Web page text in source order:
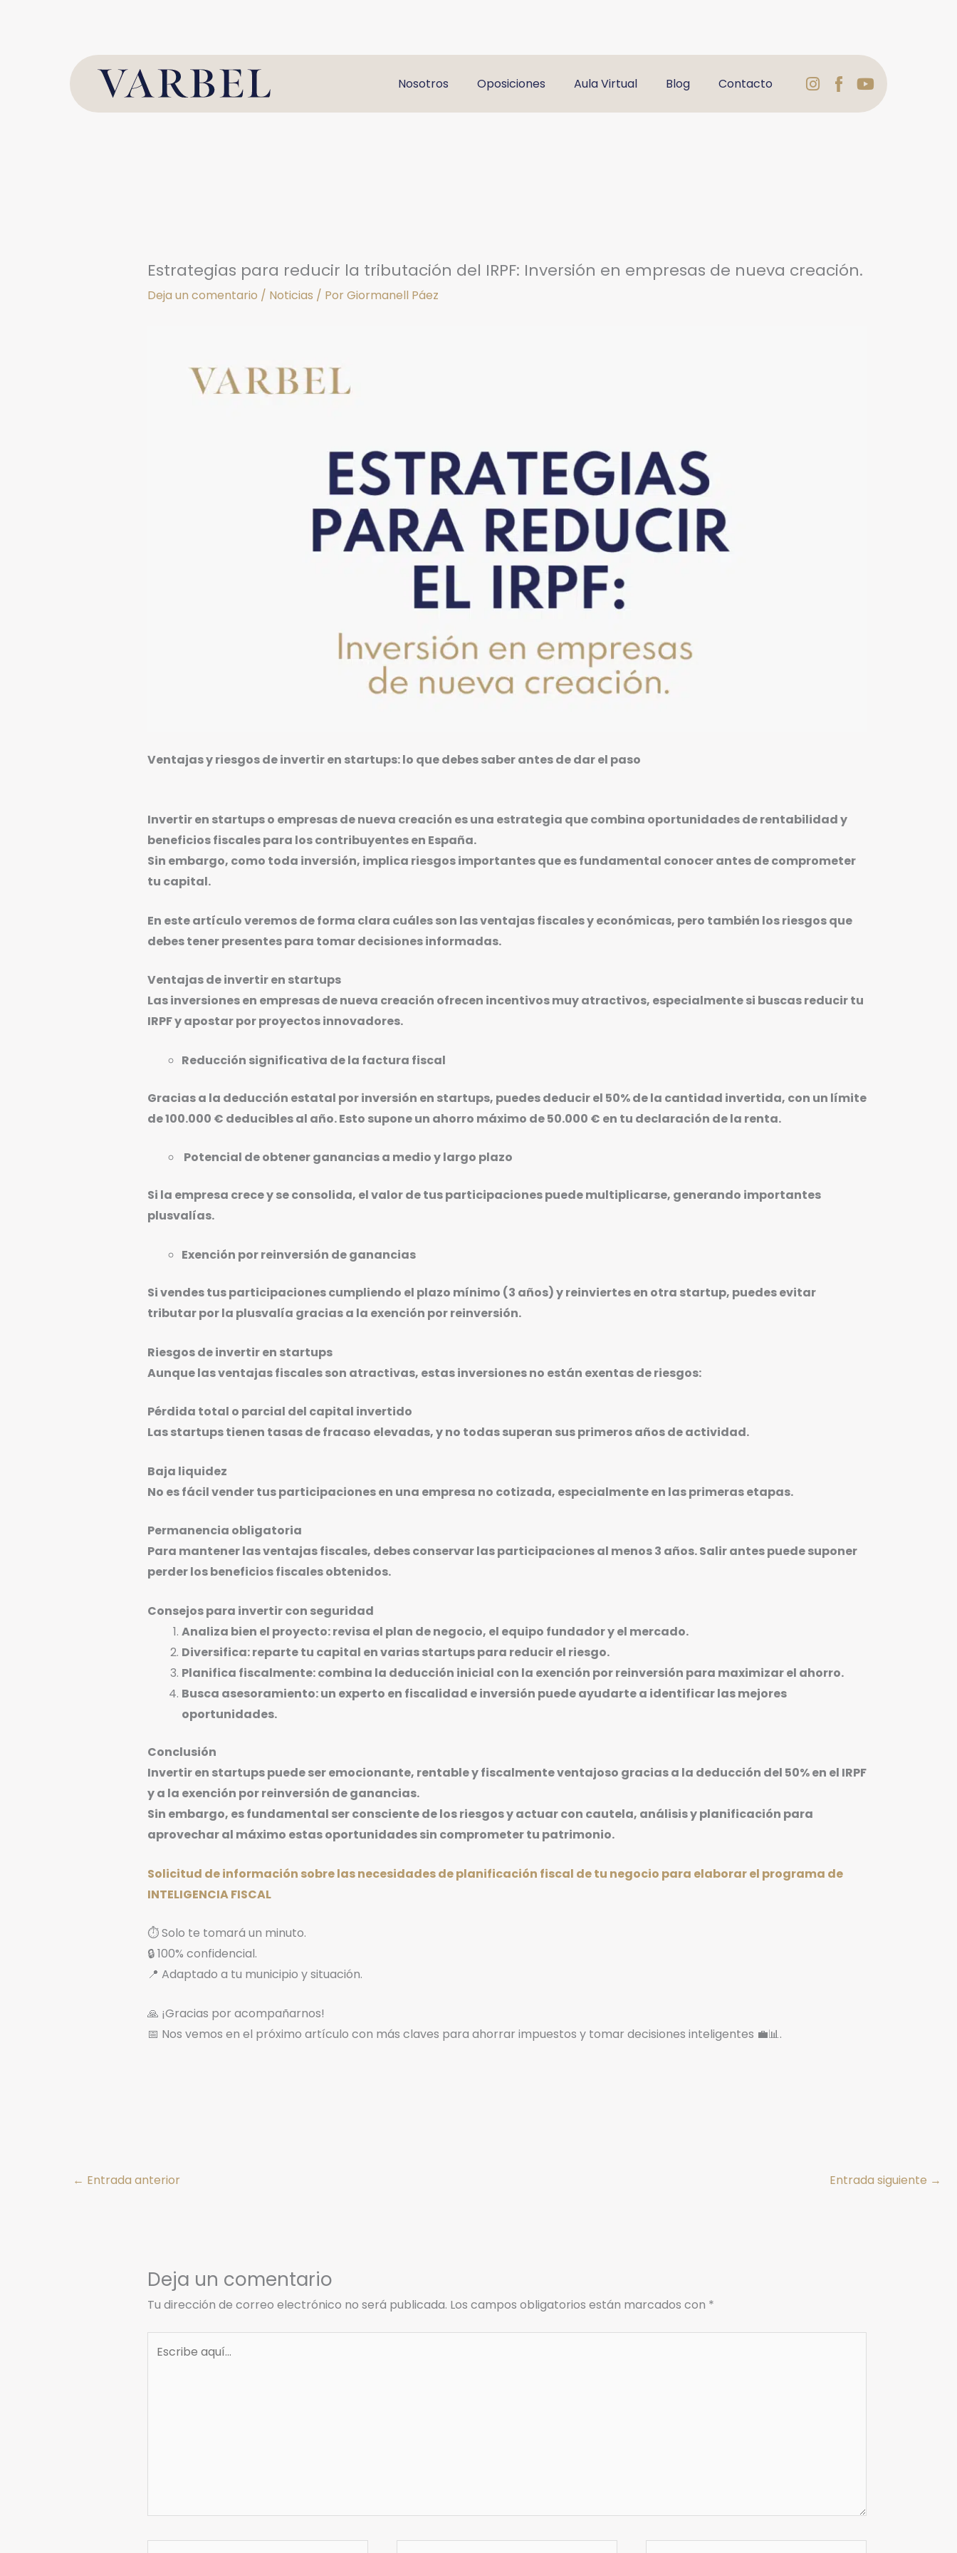
Nosotros
Oposiciones Aula Virtual Blog Contacto Instagram
Logo
Facebook
Youtube
Estrategias para reducir la tributación del IRPF: Inversión en empresas de nueva creación.
Deja un comentario / Noticias / PorGiormanell Páez
Ventajas y riesgos de invertir en startups: lo que debes saber antes de dar el paso
Invertir en startups o empresas de nueva creación es una estrategia que combina oportunidades de rentabilidad y
beneficios fiscales para los contribuyentes en España.
Sin embargo, como toda inversión, implica riesgos importantes que es fundamental conocer antes de comprometer
tu capital.
En este artículo veremos de forma clara cuáles son las ventajas fiscales y económicas, pero también los riesgos que
debes tener presentes para tomar decisiones informadas.
Ventajas de invertir en startups
Las inversiones en empresas de nueva creación ofrecen incentivos muy atractivos, especialmente si buscas reducir tu
IRPF y apostar por proyectos innovadores.
Reducción significativa de la factura fiscal
Gracias a la deducción estatal por inversión en startups, puedes deducir el 50% de la cantidad invertida, con un límite
de 100.000 € deducibles al año. Esto supone un ahorro máximo de 50.000 € en tu declaración de la renta.
Potencial de obtener ganancias a medio y largo plazo
Si la empresa crece y se consolida, el valor de tus participaciones puede multiplicarse, generando importantes
plusvalías.
Exención por reinversión de ganancias
Si vendes tus participaciones cumpliendo el plazo mínimo (3 años) y reinviertes en otra startup, puedes evitar
tributar por la plusvalía gracias a la exención por reinversión.
Riesgos de invertir en startups
Aunque las ventajas fiscales son atractivas, estas inversiones no están exentas de riesgos:
Pérdida total o parcial del capital invertido
Las startups tienen tasas de fracaso elevadas, y no todas superan sus primeros años de actividad.
Baja liquidez
No es fácil vender tus participaciones en una empresa no cotizada, especialmente en las primeras etapas.
Permanencia obligatoria
Para mantener las ventajas fiscales, debes conservar las participaciones al menos 3 años. Salir antes puede suponer
perder los beneficios fiscales obtenidos.
Consejos para invertir con seguridad
Analiza bien el proyecto: revisa el plan de negocio, el equipo fundador y el mercado.
Diversifica: reparte tu capital en varias startups para reducir el riesgo.
Planifica fiscalmente: combina la deducción inicial con la exención por reinversión para maximizar el ahorro.
Busca asesoramiento: un experto en fiscalidad e inversión puede ayudarte a identificar las mejores
oportunidades.
Conclusión
Invertir en startups puede ser emocionante, rentable y fiscalmente ventajoso gracias a la deducción del 50% en el IRPF
y a la exención por reinversión de ganancias.
Sin embargo, es fundamental ser consciente de los riesgos y actuar con cautela, análisis y planificación para
aprovechar al máximo estas oportunidades sin comprometer tu patrimonio.
Solicitud de información sobre las necesidades de planificación fiscal de tu negocio para elaborar el programa de
INTELIGENCIA FISCAL
⏱️ Solo te tomará un minuto.
🔒 100% confidencial.
📍 Adaptado a tu municipio y situación.
🙏 ¡Gracias por acompañarnos!
📅 Nos vemos en el próximo artículo con más claves para ahorrar impuestos y tomar decisiones inteligentes 💼📊.
← Entrada anterior Entrada siguiente →
Deja un comentario
Tu dirección de correo electrónico no será publicada. Los campos obligatorios están marcados con *